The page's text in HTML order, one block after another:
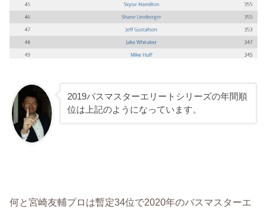
2019バスマスターエリートシリーズの年間順
位は上記のようになっています。
何と宮崎友輔プロは暫定34位で2020年のバスマスターエ